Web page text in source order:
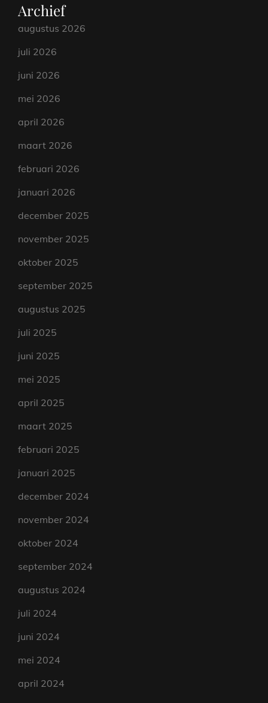
Archief
augustus 2026
juli 2026
juni 2026
mei 2026
april 2026
maart 2026
februari 2026
januari 2026
december 2025
november 2025
oktober 2025
september 2025
augustus 2025
juli 2025
juni 2025
mei 2025
april 2025
maart 2025
februari 2025
januari 2025
december 2024
november 2024
oktober 2024
september 2024
augustus 2024
juli 2024
juni 2024
mei 2024
april 2024